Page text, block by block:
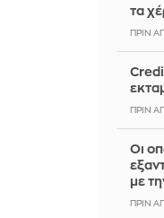
τα
ΠΡΙΝ
ΠΡΙΝ
Οι
με
ΠΡΙΝ